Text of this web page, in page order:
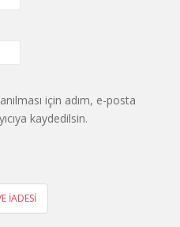
için adım, e-posta
kaydedilsin.
İADESİ